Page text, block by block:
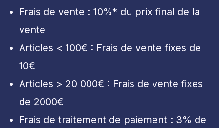
Frais de vente : 10%* du prix final de la
vente
Articles < 100€ : Frais de vente fixes de
10€
Articles > 20 000€ : Frais de vente fixes
de 2000€
Frais de traitement de paiement : 3% de